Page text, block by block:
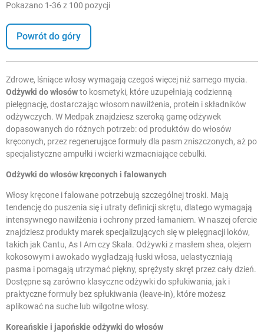
Pokazano 1-36 z 100 pozycji
Powrót do góry
Zdrowe, lśniące włosy wymagają czegoś więcej niż samego mycia.
Odżywki do włosówto kosmetyki, które uzupełniają codzienną
pielęgnację, dostarczając włosom nawilżenia, protein i składników
odżywczych. W Medpak znajdziesz szeroką gamę odżywek
dopasowanych do różnych potrzeb: od produktów do włosów
kręconych, przez regenerujące formuły dla pasm zniszczonych, aż po
specjalistyczne ampułki i wcierki wzmacniające cebulki.
Odżywki do włosów kręconych i falowanych
Włosy kręcone i falowane potrzebują szczególnej troski. Mają
tendencję do puszenia się i utraty definicji skrętu, dlatego wymagają
intensywnego nawilżenia i ochrony przed łamaniem. W naszej ofercie
znajdziesz produkty marek specjalizujących się w pielęgnacji loków,
takich jak Cantu, As I Am czy Skala. Odżywki z masłem shea, olejem
kokosowym i awokado wygładzają łuski włosa, uelastyczniają
pasma i pomagają utrzymać piękny, sprężysty skręt przez cały dzień.
Dostępne są zarówno klasyczne odżywki do spłukiwania, jak i
praktyczne formuły bez spłukiwania (leave-in), które możesz
aplikować na suche lub wilgotne włosy.
Koreańskie i japońskie odżywki do włosów